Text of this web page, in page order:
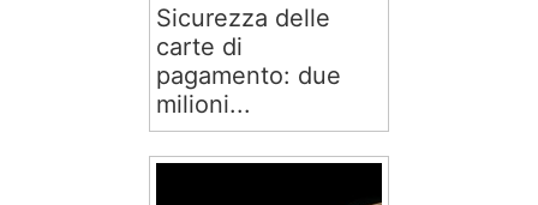
Sicurezza delle
carte di
pagamento: due
milioni...